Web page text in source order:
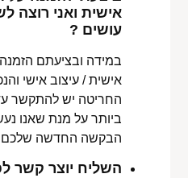
אישית ואני רוצה
עושים ?
במידה ובציעתם
אישית / עיצוב אישי
החריטה יש להתקשר
ביותר על מנת שאנו
הבקשה החדשה שלכם
השליח יוצר קשר